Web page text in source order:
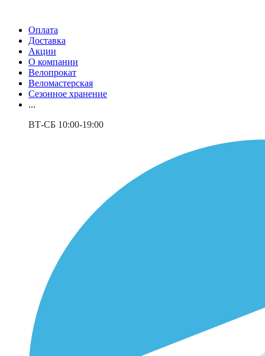
Оплата
Доставка
Акции
О компании
Велопрокат
Веломастерская
Сезонное хранение
...
ВТ-СБ 10:00-19:00